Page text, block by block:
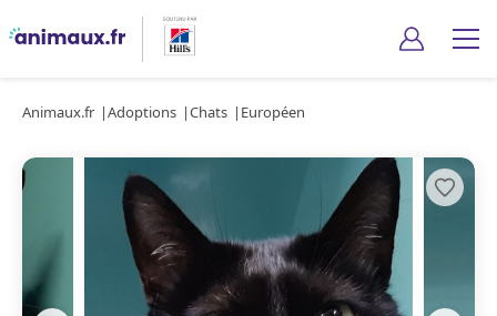
Animaux.fr Adoptions Chats Européen